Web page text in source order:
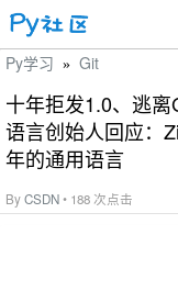
Py学习 » Git
十年拒发1.0、逃
语言创始人回应：
年的通用语言
ByCSDN• 188 次点击